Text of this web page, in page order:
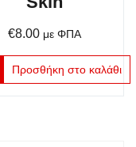
€8.00 με ΦΠΑ
Προσθήκη στο καλάθι